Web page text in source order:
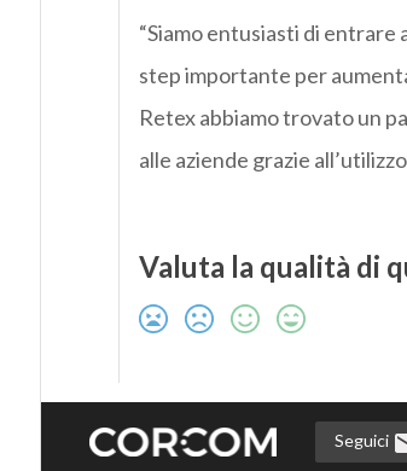
“Siamo entusiasti di entrare
step importante per
Retex abbiamo trovato un
alle aziende grazie
Valuta la qualità di
Seguici